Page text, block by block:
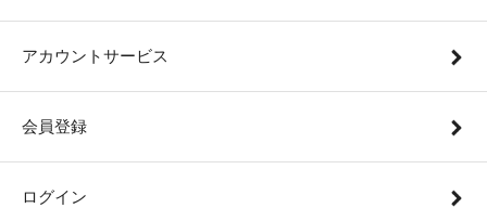
アカウントサービス
会員登録
ログイン